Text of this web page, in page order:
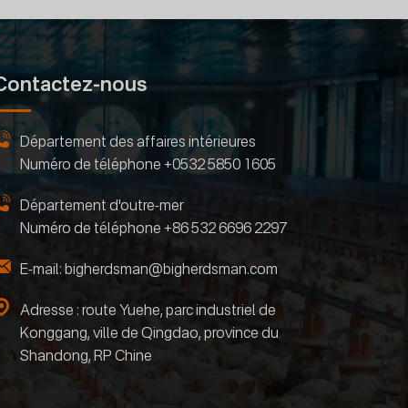
nous
Département des affaires intérieures
Numéro de téléphone +0532 5850 1605
Département d'outre-mer
Numéro de téléphone +86 532 6696 2297
E-mail: bigherdsman@bigherdsman.com
Adresse : route Yuehe, parc industriel de
Konggang, ville de Qingdao, province du
Shandong, RP Chine